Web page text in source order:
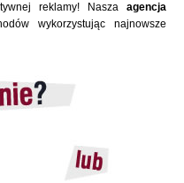
reklamy! Nasza agencja
wykorzystując najnowsze